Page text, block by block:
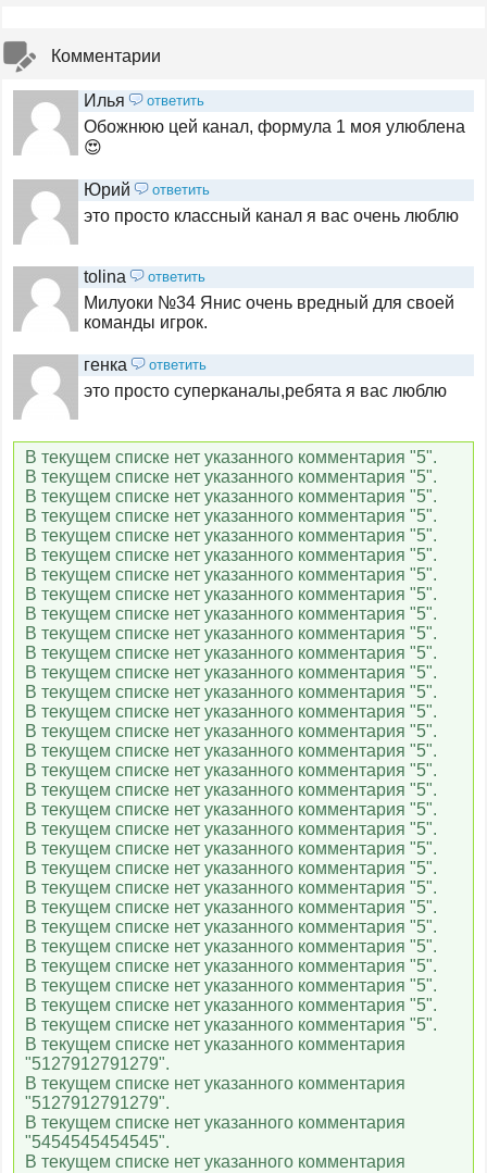
Мульт
Nick Jr
1HD
Europa Plus TV
MTV 00s
MTV 80s
M1
M2
Муз-ТВ
Шансон ТВ
RU TV
Russian Music Box
Комментарии
Илья ответить
Обожнюю цей канал, формула 1 моя улюблена
😍
Юрий ответить
это просто классный канал я вас очень люблю
tolina ответить
Милуоки №34 Янис очень вредный для своей
команды игрок.
генка ответить
это просто суперканалы,ребята я вас люблю
В текущем списке нет указанного комментария "5".
В текущем списке нет указанного комментария "5".
В текущем списке нет указанного комментария "5".
В текущем списке нет указанного комментария "5".
В текущем списке нет указанного комментария "5".
В текущем списке нет указанного комментария "5".
В текущем списке нет указанного комментария "5".
В текущем списке нет указанного комментария "5".
В текущем списке нет указанного комментария "5".
В текущем списке нет указанного комментария "5".
В текущем списке нет указанного комментария "5".
В текущем списке нет указанного комментария "5".
В текущем списке нет указанного комментария "5".
В текущем списке нет указанного комментария "5".
В текущем списке нет указанного комментария "5".
В текущем списке нет указанного комментария "5".
В текущем списке нет указанного комментария "5".
В текущем списке нет указанного комментария "5".
В текущем списке нет указанного комментария "5".
В текущем списке нет указанного комментария "5".
В текущем списке нет указанного комментария "5".
В текущем списке нет указанного комментария "5".
В текущем списке нет указанного комментария "5".
В текущем списке нет указанного комментария "5".
В текущем списке нет указанного комментария "5".
В текущем списке нет указанного комментария "5".
В текущем списке нет указанного комментария "5".
В текущем списке нет указанного комментария "5".
В текущем списке нет указанного комментария "5".
В текущем списке нет указанного комментария "5".
В текущем списке нет указанного комментария
"5127912791279".
В текущем списке нет указанного комментария
"5127912791279".
В текущем списке нет указанного комментария
"5454545454545".
В текущем списке нет указанного комментария